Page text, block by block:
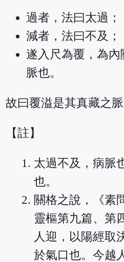
過者，法曰太過；
減者，法曰不及；
遂入尺為覆，為
脈也。
故曰覆溢是其真藏之
【註】
太過不及，病脈
也。
關格之說，《素
靈樞第九篇、第
人迎，以陽經取
於氣口也。今越